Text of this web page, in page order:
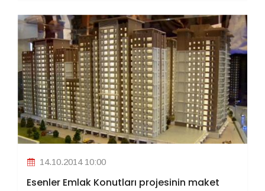
14.10.2014 10:00
Esenler Emlak Konutları projesinin maket